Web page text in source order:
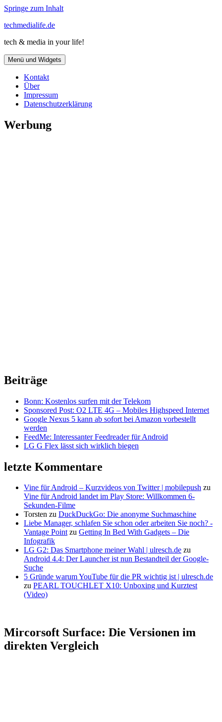
Springe zum Inhalt
techmedialife.de
tech & media in your life!
Menü und Widgets
Kontakt
Über
Impressum
Datenschutzerklärung
Werbung
Beiträge
Bonn: Kostenlos surfen mit der Telekom
Sponsored Post: O2 LTE 4G – Mobiles Highspeed Internet
Google Nexus 5 kann ab sofort bei Amazon vorbestellt
werden
FeedMe: Interessanter Feedreader für Android
LG G Flex lässt sich wirklich biegen
letzte Kommentare
Vine für Android – Kurzvideos von Twitter | mobilepush zu
Vine für Android landet im Play Store: Willkommen 6-
Sekunden-Filme
Torsten zu DuckDuckGo: Die anonyme Suchmaschine
Liebe Manager, schlafen Sie schon oder arbeiten Sie noch? -
Vantage Pointzu Getting In Bed With Gadgets – Die
Infografik
LG G2: Das Smartphone meiner Wahl | ulresch.de zu
Android 4.4: Der Launcher ist nun Bestandteil der Google-
Suche
5 Gründe warum YouTube für die PR wichtig ist | ulresch.de
zu PEARL TOUCHLET X10: Unboxing und Kurztest
(Video)
Mircorsoft Surface: Die Versionen im
direkten Vergleich